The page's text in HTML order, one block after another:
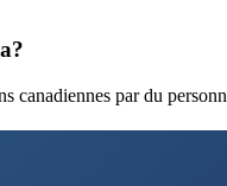
par du